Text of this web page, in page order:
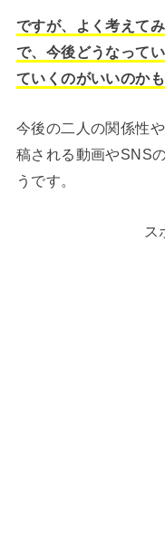
ですが、よく考えて
で、今後どうなって
ていくのがいいのか
今後の二人の関係性
稿される動画やSNS
うです。
ス